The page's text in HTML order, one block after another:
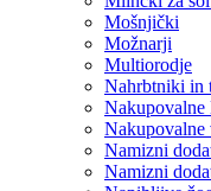
Mošnjički
Možnarji
Multiorodje
Nahrbtniki in
Nakupovalne
Namizni
Namizni